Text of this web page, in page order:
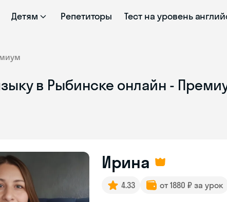
Детям Репетиторы Тест на уровень
в Рыбинске онлайн -
Ирина
4.33 от 1880 ₽ за урок